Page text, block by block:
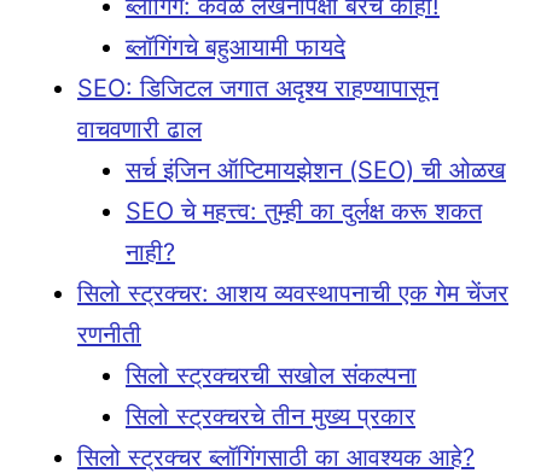
ब्लॉगिंगचे बहुआयामी फायदे
SEO: डिजिटल जगात अदृश्य राहण्यापासून
वाचवणारी ढाल
सर्च इंजिन ऑप्टिमायझेशन (SEO) ची ओळख
SEO चे महत्त्व: तुम्ही का दुर्लक्ष करू शकत
नाही?
सिलो स्ट्रक्चर: आशय व्यवस्थापनाची एक गेम चेंजर
रणनीती
सिलो स्ट्रक्चरची सखोल संकल्पना
सिलो स्ट्रक्चरचे तीन मुख्य प्रकार
सिलो स्ट्रक्चर ब्लॉगिंगसाठी का आवश्यक आहे?